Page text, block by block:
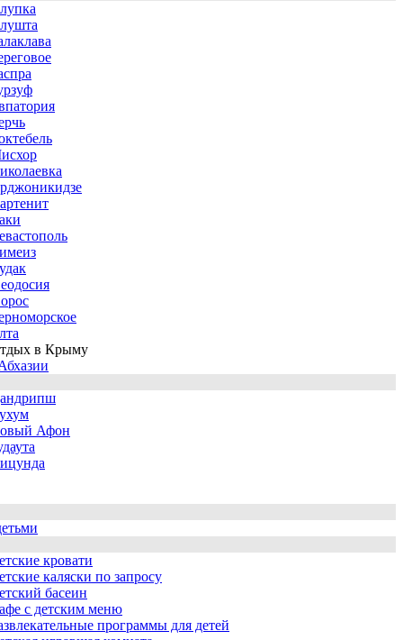
в Крыму
Афон
кровати
каляски по запросу
басеин
с детским меню
программы для детей